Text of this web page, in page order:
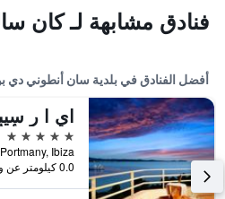
فنادق مشابهة لـ كان
أفضل الفنادق في بلدية سان أنطوني دي
5 نجوم
0.0 كيلومتر عن وسط المدينة